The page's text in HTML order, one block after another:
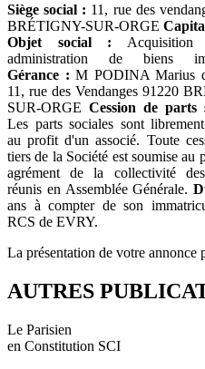
Siège social : 11, rue des
BRÉTIGNY-SUR-ORGE
Objet social : Acquisition
administration de biens
Gérance : M PODINA Marius
11, rue des Vendanges 91220
SUR-ORGE Cession de parts
Les parts sociales sont
au profit d'un associé. Toute
tiers de la Société est soumise au
agrément de la collectivité des
réunis en Assemblée Générale.
ans à compter de son
RCS de EVRY.
La présentation de votre
AUTRES
Le Parisien
en Constitution SCI